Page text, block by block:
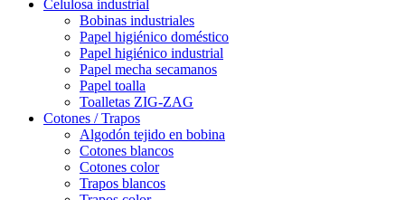
Celulosa industrial
Bobinas industriales
Papel higiénico doméstico
Papel higiénico industrial
Papel mecha secamanos
Papel toalla
Toalletas ZIG-ZAG
Cotones / Trapos
Algodón tejido en bobina
Cotones blancos
Cotones color
Trapos blancos